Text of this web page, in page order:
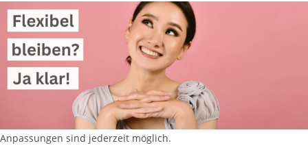
Anpassungen sind jederzeit möglich.